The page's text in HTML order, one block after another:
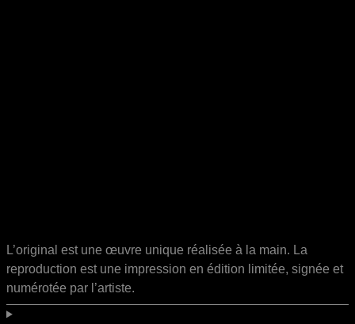
L’original est une œuvre unique réalisée à la main. La
reproduction est une impression en édition limitée, signée et
numérotée par l’artiste.